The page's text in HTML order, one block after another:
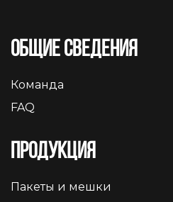
Общие сведения
Команда
FAQ
Продукция
Пакеты и мешки